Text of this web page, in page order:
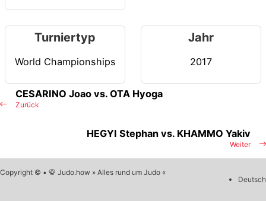
Turniertyp
World Championships
Jahr
2017
Zurück
CESARINO Joao vs. OTA Hyoga
Weiter
HEGYI Stephan vs. KHAMMO Yakiv
Copyright © • 🥋 Judo.how » Alles rund um Judo «
Deutsch